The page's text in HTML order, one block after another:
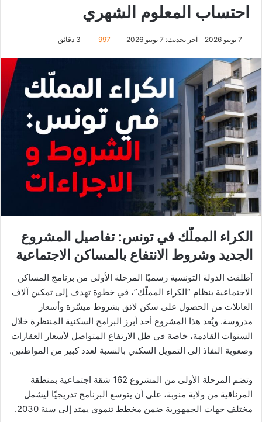
احتساب المعلوم الشهري
7 يونيو 2026 آخر تحديث: 7 يونيو 2026 997
الكراء المملّك في تونس: تفاصيل المشروع
الجديد وشروط الانتفاع بالمساكن الاجتماعية
أطلقت الدولة التونسية رسميًا المرحلة الأولى من برنامج المساكن
الاجتماعية بنظام “الكراء المملّك”، في خطوة تهدف إلى تمكين آلاف
العائلات من الحصول على سكن لائق بشروط ميسّرة وأسعار
مدروسة. ويُعد هذا المشروع أحد أبرز البرامج السكنية المنتظرة خلال
السنوات القادمة، خاصة في ظل الارتفاع المتواصل لأسعار العقارات
وصعوبة النفاذ إلى التمويل السكني بالنسبة لعدد كبير من المواطنين.
وتضم المرحلة الأولى من المشروع 162 شقة اجتماعية بمنطقة
المرناقية من ولاية منوبة، على أن يتوسع البرنامج تدريجيًا ليشمل
مختلف جهات الجمهورية ضمن مخطط تنموي يمتد إلى سنة 2030.